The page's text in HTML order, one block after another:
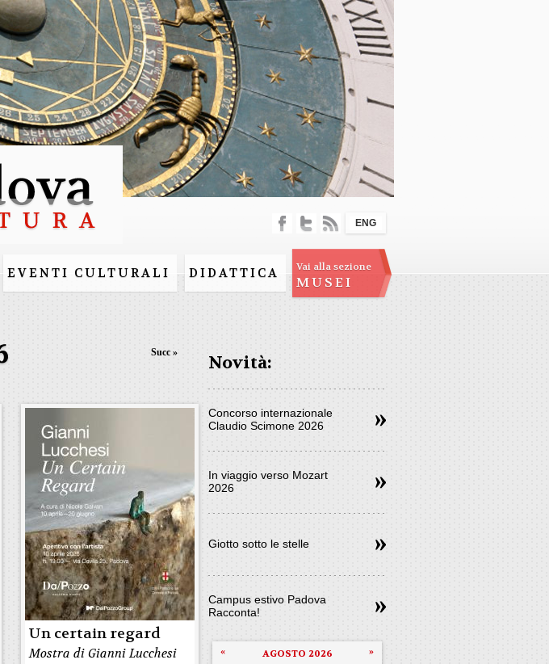
EVENTI CULTURALI DIDATTICA Vai alla sezione
MUSEI
ENG
Succ »
Un certain regard
Mostra di Gianni Lucchesi
Novità:
Concorso internazionale
Claudio Scimone 2026
In viaggio verso Mozart
2026
Giotto sotto le stelle
Campus estivo Padova
Racconta!
AGOSTO 2026
« »